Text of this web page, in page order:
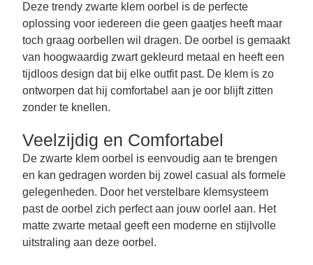
Deze trendy zwarte klem oorbel is de perfecte
oplossing voor iedereen die geen gaatjes heeft maar
toch graag oorbellen wil dragen. De oorbel is gemaakt
van hoogwaardig zwart gekleurd metaal en heeft een
tijdloos design dat bij elke outfit past. De klem is zo
ontworpen dat hij comfortabel aan je oor blijft zitten
zonder te knellen.
Veelzijdig en Comfortabel
De zwarte klem oorbel is eenvoudig aan te brengen
en kan gedragen worden bij zowel casual als formele
gelegenheden. Door het verstelbare klemsysteem
past de oorbel zich perfect aan jouw oorlel aan. Het
matte zwarte metaal geeft een moderne en stijlvolle
uitstraling aan deze oorbel.